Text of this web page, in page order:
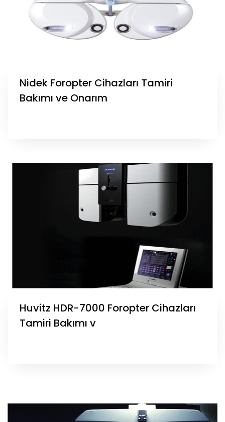
Nidek Foropter Cihazları Tamiri
Bakımı ve Onarım
Huvitz HDR-7000 Foropter Cihazları
Tamiri Bakımı v